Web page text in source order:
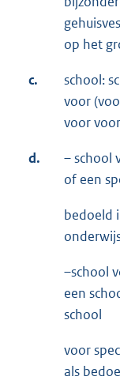
op het
c.
school:
voor
voor
d.
– school
of een
bedoeld
–school
een
school
voor
als